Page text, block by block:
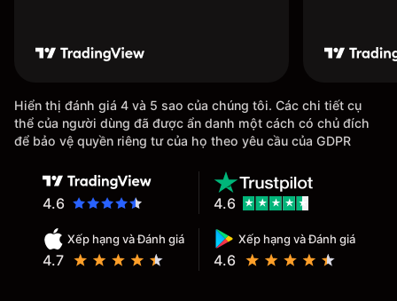
Hiển thị đánh giá 4 và 5 sao của chúng tôi. Các chi tiết cụ
thể của người dùng đã được ẩn danh một cách có chủ đích
để bảo vệ quyền riêng tư của họ theo yêu cầu của GDPR
4.6
Xếp hạng và Đánh giá
4.7
Xếp hạng và Đánh giá
4.6
4.6